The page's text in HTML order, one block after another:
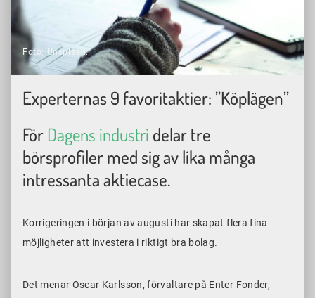
Foto: Unsplash.
Experternas 9 favoritaktier: ”Köplägen”
För Dagens industri delar tre
börsprofiler med sig av lika många
intressanta aktiecase.
Korrigeringen i början av augusti har skapat flera fina
möjligheter att investera i riktigt bra bolag.
Det menar Oscar Karlsson, förvaltare på Enter Fonder,